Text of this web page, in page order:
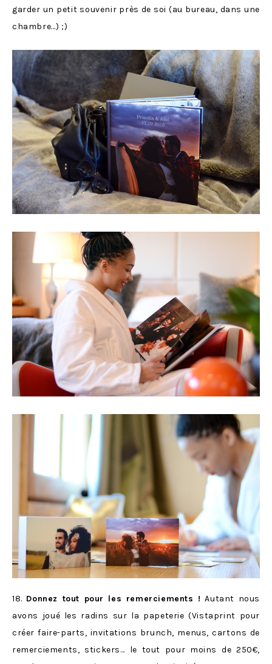
garder un petit souvenir près de soi (au bureau, dans une
chambre…) ;)
18. Donnez tout pour les remerciements ! Autant nous
avons joué les radins sur la papeterie (Vistaprint pour
créer faire-parts, invitations brunch, menus, cartons de
remerciements, stickers… le tout pour moins de 250€,